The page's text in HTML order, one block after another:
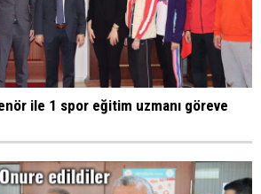
ile 1 spor eğitim uzmanı göreve